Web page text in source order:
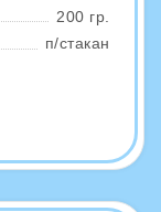
200 гр.
п/стакан